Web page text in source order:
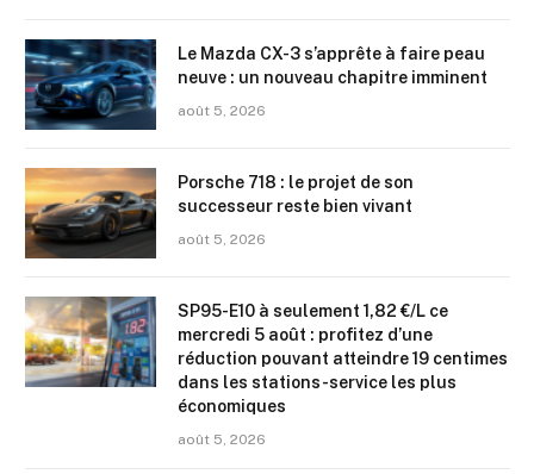
Le Mazda CX-3 s’apprête à faire peau
neuve : un nouveau chapitre imminent
août 5, 2026
Porsche 718 : le projet de son
successeur reste bien vivant
août 5, 2026
SP95-E10 à seulement 1,82 €/L ce
mercredi 5 août : profitez d’une
réduction pouvant atteindre 19 centimes
dans les stations-service les plus
économiques
août 5, 2026